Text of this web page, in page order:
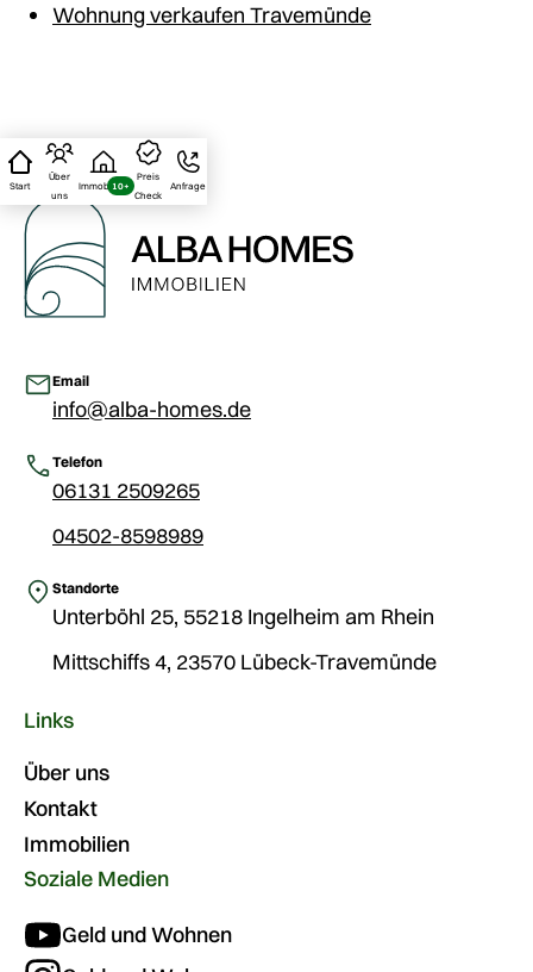
Wohnung verkaufen Travemünde
Start
Über
uns
10+
Immobilien
Preis
Check
Anfrage
Email
info@alba-homes.de
Telefon
06131 2509265
04502-8598989
Standorte
Unterböhl 25, 55218 Ingelheim am Rhein
Mittschiffs 4, 23570 Lübeck-Travemünde
Links
Über uns
Kontakt
Immobilien
Soziale Medien
Geld und Wohnen